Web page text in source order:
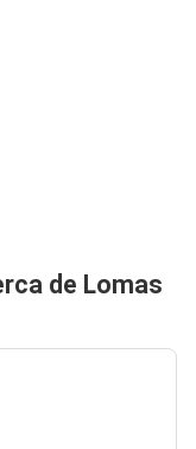
de Lomas